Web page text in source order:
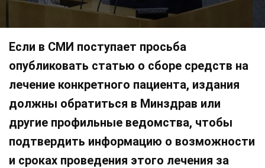
Если в СМИ поступает просьба
опубликовать статью о сборе средств на
лечение конкретного пациента, издания
должны обратиться в Минздрав или
другие профильные ведомства, чтобы
подтвердить информацию о возможности
и сроках проведения этого лечения за